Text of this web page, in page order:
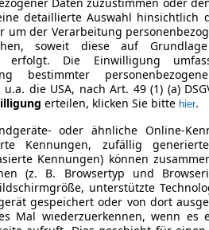
Daten zuzustimmen oder
detaillierte Auswahl hinsichtlich
um der Verarbeitung
soweit diese auf
erfolgt. Die Einwilligung
bestimmter
die USA, nach Art. 49 (1) (a)
erteilen, klicken Sie bitte hier.
oder ähnliche Online-
Kennungen, zufällig
Kennungen) können
(z. B. Browsertyp und
unterstützte
gespeichert oder von dort
Mal wiederzuerkennen, wenn es